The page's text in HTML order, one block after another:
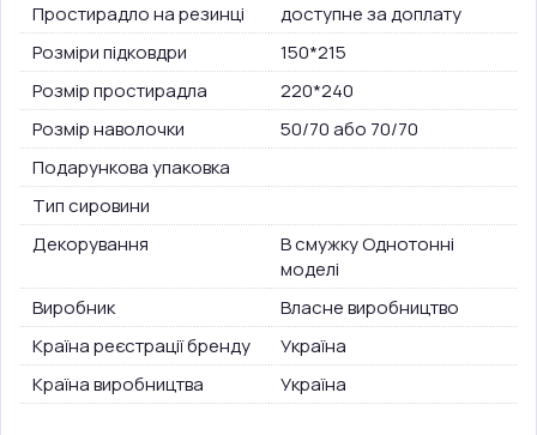
Простирадло на резинці
доступне за доплату
Розміри підковдри
150*215
Розмір простирадла
220*240
Розмір наволочки
50/70 або 70/70
Подарункова упаковка
Тип сировини
Декорування
В смужку Однотонні
моделі
Виробник
Власне виробництво
Країна реєстрації бренду
Україна
Країна виробництва
Україна